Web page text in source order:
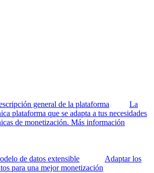
general de la plataforma
La
plataforma que se adapta a tus necesidades
de monetización. Más información
de datos extensible
Adaptar los
para una mejor monetización